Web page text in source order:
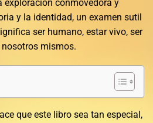
exploración conmovedora y
y la identidad, un examen sutil
ser humano, estar vivo, ser
mismos.
que este libro sea tan especial,